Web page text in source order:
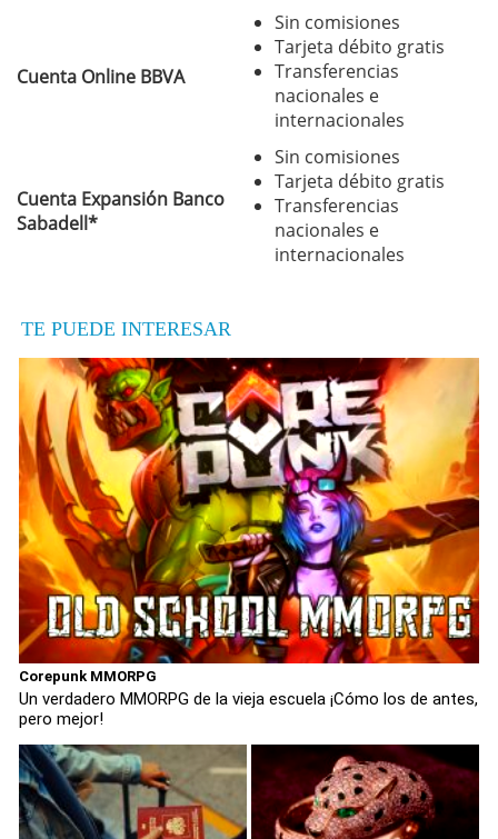
Cuenta Online BBVA
Sin comisiones
Tarjeta débito gratis
Transferencias
nacionales e
internacionales
Cuenta Expansión Banco
Sabadell*
Sin comisiones
Tarjeta débito gratis
Transferencias
nacionales e
internacionales
TE PUEDE INTERESAR
Corepunk MMORPG
Un verdadero MMORPG de la vieja escuela ¡Cómo los de antes,
pero mejor!